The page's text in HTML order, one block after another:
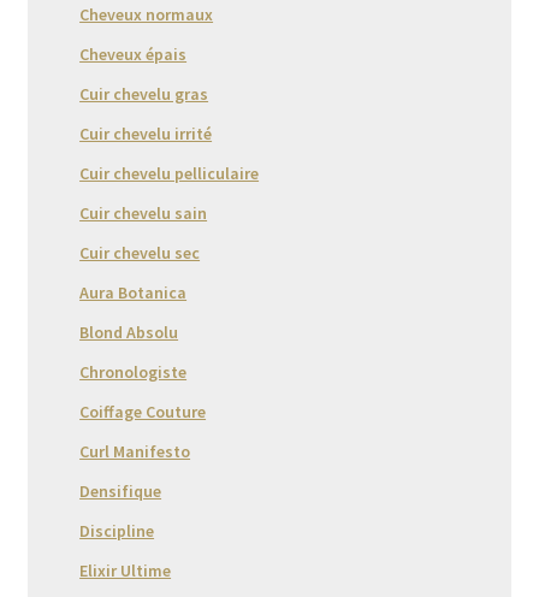
Cheveux normaux
Cheveux épais
Cuir chevelu gras
Cuir chevelu irrité
Cuir chevelu pelliculaire
Cuir chevelu sain
Cuir chevelu sec
Aura Botanica
Blond Absolu
Chronologiste
Coiffage Couture
Curl Manifesto
Densifique
Discipline
Elixir Ultime